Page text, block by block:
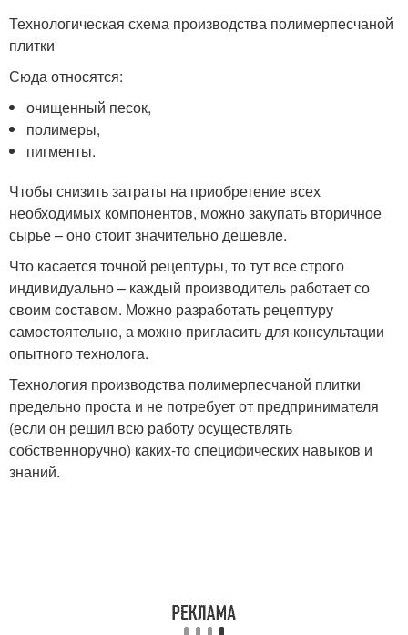
Технологическая схема производства полимерпесчаной
плитки
Сюда относятся:
очищенный песок,
полимеры,
пигменты.
Чтобы снизить затраты на приобретение всех
необходимых компонентов, можно закупать вторичное
сырье – оно стоит значительно дешевле.
Что касается точной рецептуры, то тут все строго
индивидуально – каждый производитель работает со
своим составом. Можно разработать рецептуру
самостоятельно, а можно пригласить для консультации
опытного технолога.
Технология производства полимерпесчаной плитки
предельно проста и не потребует от предпринимателя
(если он решил всю работу осуществлять
собственноручно) каких-то специфических навыков и
знаний.